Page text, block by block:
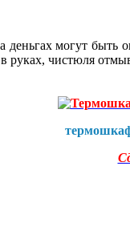
деньгах могут
чистюля